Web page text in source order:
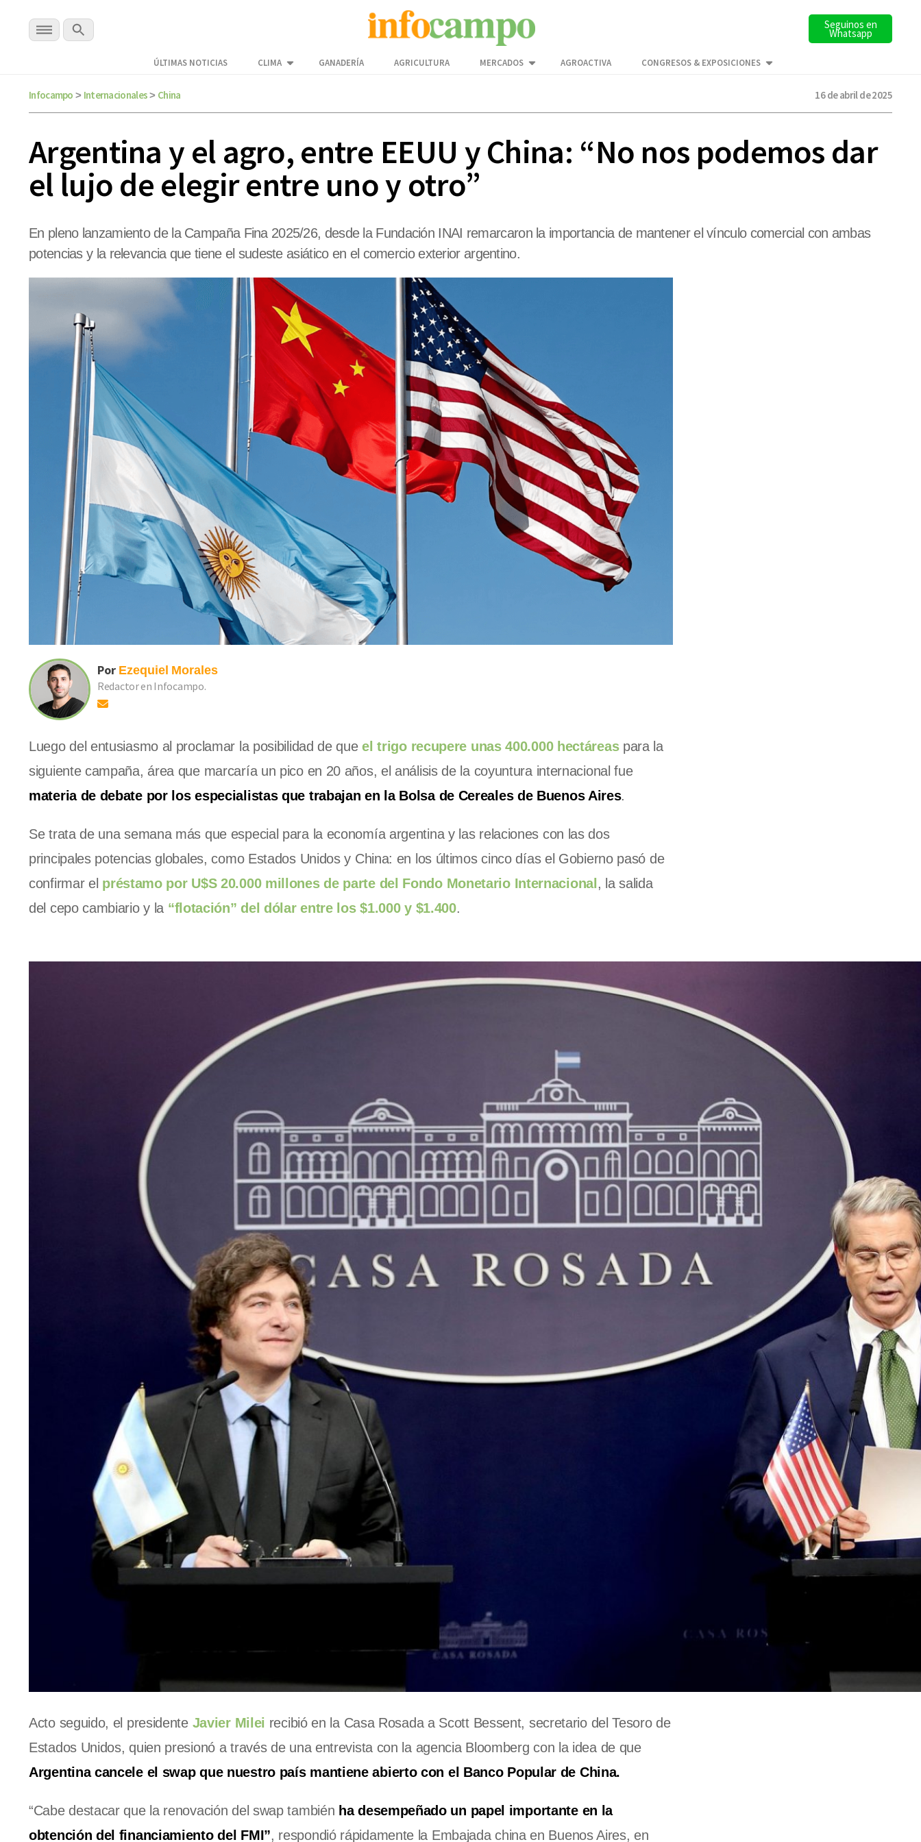
Seguinos en
Whatsapp
ÚLTIMAS NOTICIAS CLIMA GANADERÍA AGRICULTURA MERCADOS AGROACTIVA CONGRESOS & EXPOSICIONES
Infocampo > Internacionales> China 16 de abril de 2025
Argentina y el agro, entre EEUU y China: “No nos podemos dar
el lujo de elegir entre uno y otro”
En pleno lanzamiento de la Campaña Fina 2025/26, desde la Fundación INAI remarcaron la importancia de mantener el vínculo comercial con ambas
potencias y la relevancia que tiene el sudeste asiático en el comercio exterior argentino.
Por Ezequiel Morales
Redactor en Infocampo.
Luego del entusiasmo al proclamar la posibilidad de queel trigo recupere unas 400.000 hectáreaspara la
siguiente campaña, área que marcaría un pico en 20 años, el análisis de la coyuntura internacional fue
materia de debate por los especialistas que trabajan en la Bolsa de Cereales de Buenos Aires.
Se trata de una semana más que especial para la economía argentina y las relaciones con las dos
principales potencias globales, como Estados Unidos y China: en los últimos cinco días el Gobierno pasó de
confirmar el préstamo por U$S 20.000 millones de parte del Fondo Monetario Internacional , la salida
del cepo cambiario y la “flotación” del dólar entre los $1.000 y $1.400.
Acto seguido, el presidente Javier Milei recibió en la Casa Rosada a Scott Bessent, secretario del Tesoro de
Estados Unidos, quien presionó a través de una entrevista con la agencia Bloomberg con la idea de que
Argentina cancele el swap que nuestro país mantiene abierto con el Banco Popular de China.
“Cabe destacar que la renovación del swap también ha desempeñado un papel importante en la
obtención del financiamiento del FMI”, respondió rápidamente la Embajada china en Buenos Aires, en